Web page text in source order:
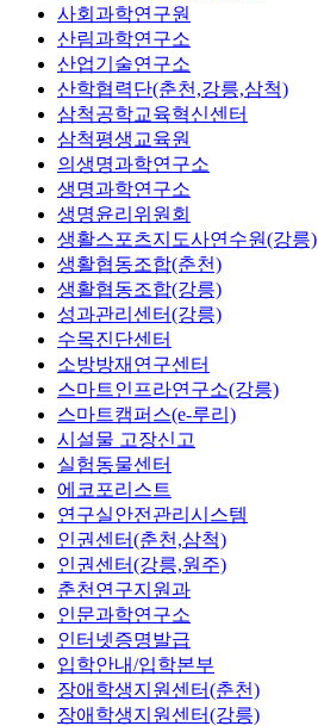
사회과학연구원
산림과학연구소
산업기술연구소
산학협력단(춘천,강릉,삼척)
삼척공학교육혁신센터
삼척평생교육원
의생명과학연구소
생명과학연구소
생명윤리위원회
생활스포츠지도사연수원(강릉)
생활협동조합(춘천)
생활협동조합(강릉)
성과관리센터(강릉)
수목진단센터
소방방재연구센터
스마트인프라연구소(강릉)
스마트캠퍼스(e-루리)
시설물 고장신고
실험동물센터
에코포리스트
연구실안전관리시스템
인권센터(춘천,삼척)
인권센터(강릉,원주)
춘천연구지원과
인문과학연구소
인터넷증명발급
입학안내/입학본부
장애학생지원센터(춘천)
장애학생지원센터(강릉)